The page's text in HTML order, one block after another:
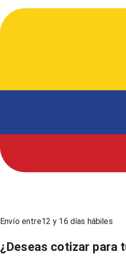
Envío entre12 y 16 días hábiles
¿Deseas cotizar para